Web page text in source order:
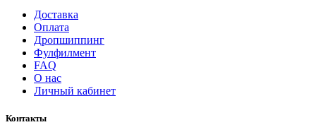
Доставка
Оплата
Дропшиппинг
Фулфилмент
FAQ
О нас
Личный кабинет
Контакты